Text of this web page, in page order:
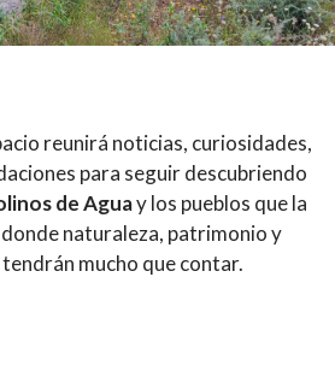
reunirá noticias, curiosidades,
para seguir descubriendo
de Aguay los pueblos que la
naturaleza, patrimonio y
mucho que contar.